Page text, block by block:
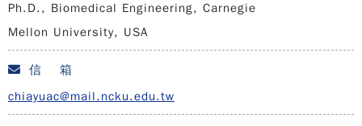
Ph.D., Biomedical Engineering, Carnegie
Mellon University, USA
信 箱
chiayuac@mail.ncku.edu.tw